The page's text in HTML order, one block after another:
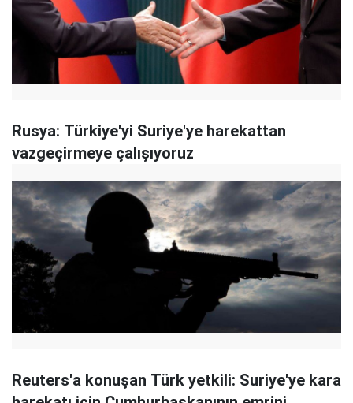
Rusya: Türkiye'yi Suriye'ye harekattan
vazgeçirmeye çalışıyoruz
Reuters'a konuşan Türk yetkili: Suriye'ye kara